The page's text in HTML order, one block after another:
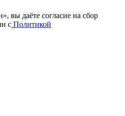
вы даёте cогласие на сбор
с Политикой